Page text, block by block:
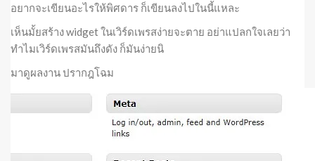
อยากจะเขียนอะไรให้พิศดาร ก็เขียนลงไปในนี้แหละ
เห็นมั้ยสร้าง widget ในเวิร์ดเพรสง่ายจะตาย อย่าแปลกใจเลยว่า
ทำไมเวิร์ดเพรสมันถึงดัง ก็มันง่ายนิ
มาดูผลงาน ปรากฎโฉม